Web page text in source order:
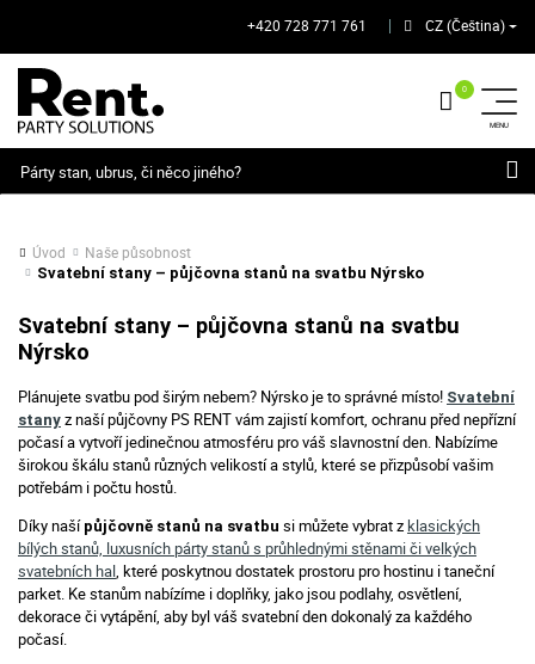
+420 728 771 761 CZ (Čeština)
Úvod Naše působnost
Svatební stany – půjčovna stanů na svatbu Nýrsko
Svatební stany – půjčovna stanů na svatbu
Nýrsko
Plánujete svatbu pod širým nebem? Nýrsko je to správné místo! Svatební
stany z naší půjčovny PS RENT vám zajistí komfort, ochranu před nepřízní
počasí a vytvoří jedinečnou atmosféru pro váš slavnostní den. Nabízíme
širokou škálu stanů různých velikostí a stylů, které se přizpůsobí vašim
potřebám i počtu hostů.
Díky naší půjčovně stanů na svatbu si můžete vybrat z klasických
bílých stanů, luxusních párty stanů s průhlednými stěnami či velkých
svatebních hal, které poskytnou dostatek prostoru pro hostinu i taneční
parket. Ke stanům nabízíme i doplňky, jako jsou podlahy, osvětlení,
dekorace či vytápění, aby byl váš svatební den dokonalý za každého
počasí.